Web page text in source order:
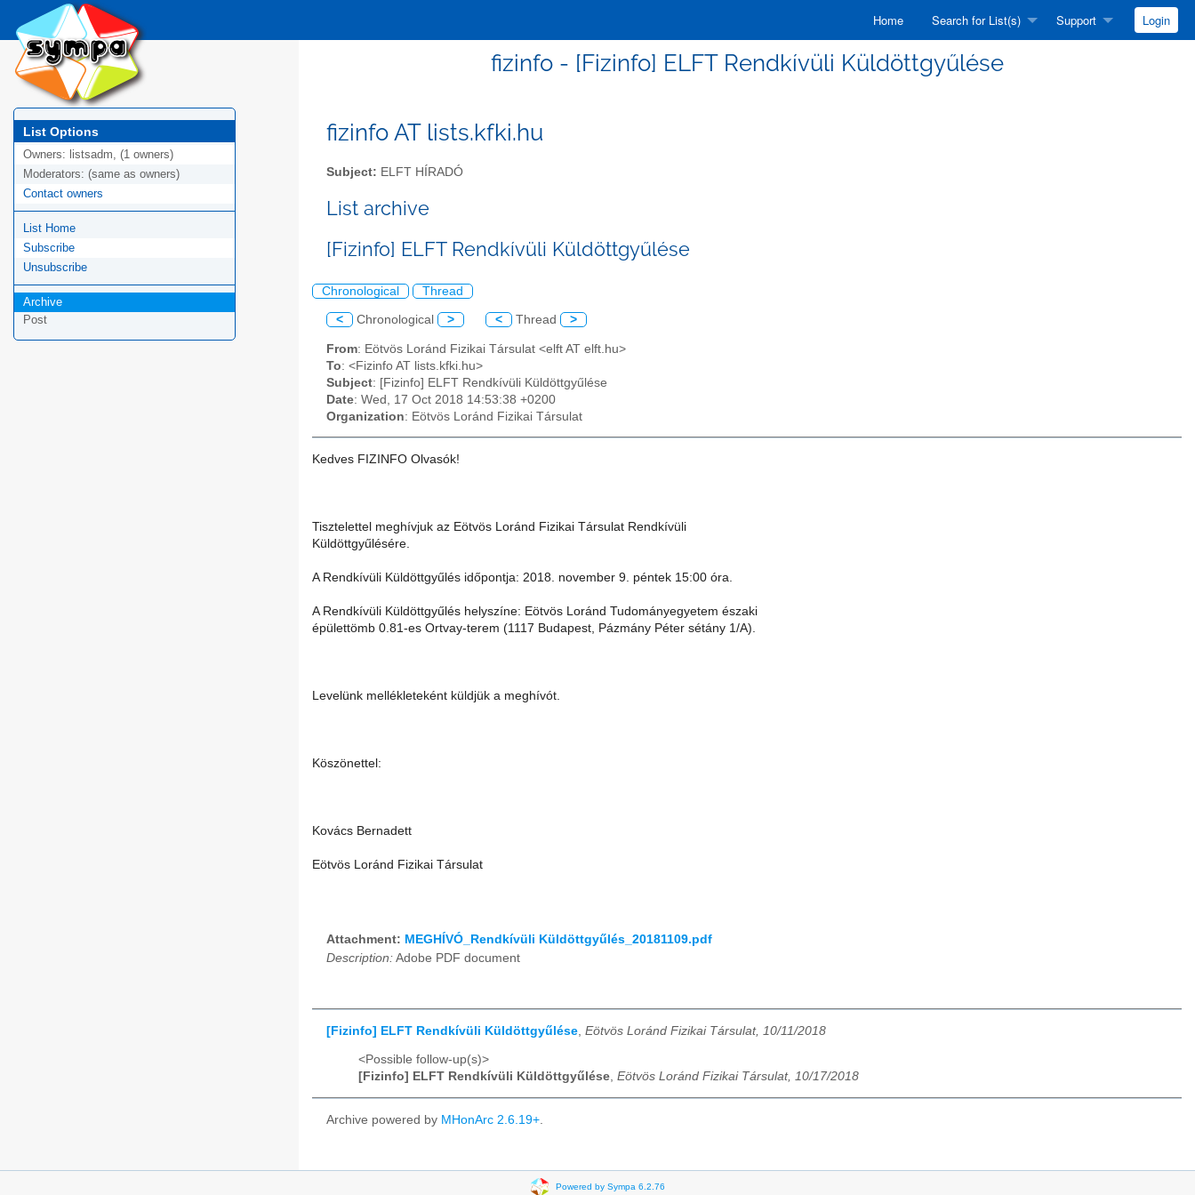
Home Search for List(s) Support Login
fizinfo - [Fizinfo] ELFT Rendkívüli Küldöttgyűlése
List Options
Owners: listsadm, (1 owners)
Moderators: (same as owners)
Contact owners
List Home
Subscribe
Unsubscribe
Archive
Post
fizinfo AT lists.kfki.hu
Subject: ELFT HÍRADÓ
List archive
[Fizinfo] ELFT Rendkívüli Küldöttgyűlése
Chronological Thread
< Chronological > < Thread >
From: Eötvös Loránd Fizikai Társulat <elft AT elft.hu>
To: <Fizinfo AT lists.kfki.hu>
Subject: [Fizinfo] ELFT Rendkívüli Küldöttgyűlése
Date: Wed, 17 Oct 2018 14:53:38 +0200
Organization: Eötvös Loránd Fizikai Társulat
Kedves FIZINFO Olvasók!
Tisztelettel meghívjuk az Eötvös Loránd Fizikai Társulat Rendkívüli
Küldöttgyűlésére.
A Rendkívüli Küldöttgyűlés időpontja: 2018. november 9. péntek 15:00 óra.
A Rendkívüli Küldöttgyűlés helyszíne: Eötvös Loránd Tudományegyetem északi
épülettömb 0.81-es Ortvay-terem (1117 Budapest, Pázmány Péter sétány 1/A).
Levelünk mellékleteként küldjük a meghívót.
Köszönettel:
Kovács Bernadett
Eötvös Loránd Fizikai Társulat
Attachment: MEGHÍVÓ_Rendkívüli Küldöttgyűlés_20181109.pdf
Description: Adobe PDF document
[Fizinfo] ELFT Rendkívüli Küldöttgyűlése Eötvös Loránd Fizikai Társulat, 10/11/2018
<Possible follow-up(s)>
[Fizinfo] ELFT Rendkívüli Küldöttgyűlése, Eötvös Loránd Fizikai Társulat, 10/17/2018
Archive powered by MHonArc 2.6.19+.
Powered by Sympa 6.2.76